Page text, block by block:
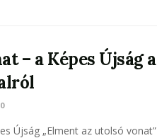
– a Képes Újság a
0
Újság „Elment az utolsó vonat”